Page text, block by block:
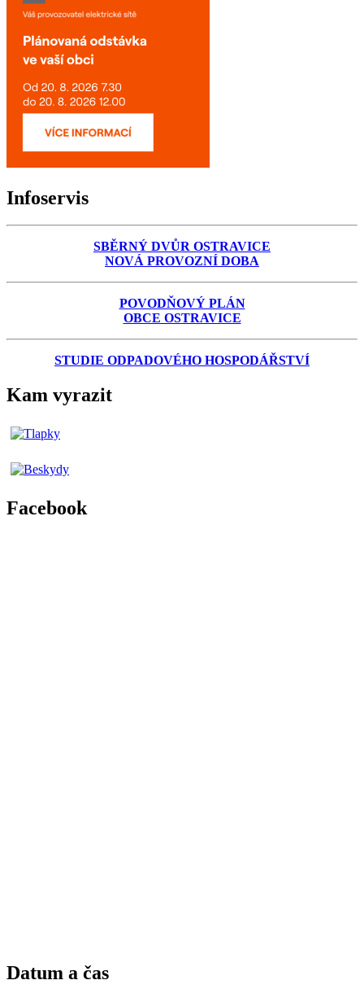
Infoservis
SBĚRNÝ DVŮR OSTRAVICE
NOVÁ PROVOZNÍ DOBA
POVODŇOVÝ PLÁN
OBCE OSTRAVICE
STUDIE ODPADOVÉHO HOSPODÁŘSTVÍ
Kam vyrazit
Facebook
Datum a čas